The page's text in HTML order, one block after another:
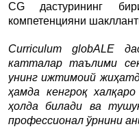
CG дастурининг
компетенцияни
Curriculum globALE
катталар таълими
унинг ижтимоий
ҳамда кенгроқ
ҳолда билади ва
профессионал ўрнини